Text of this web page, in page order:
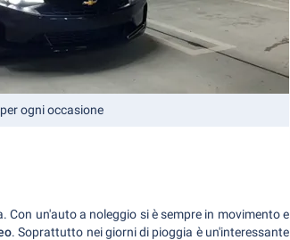
ogni occasione
un'auto a noleggio si è sempre in movimento e
. Soprattutto nei giorni di pioggia è un'interessante